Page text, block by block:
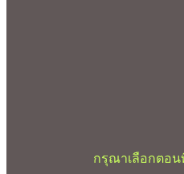
กรุณาเลือกตอ